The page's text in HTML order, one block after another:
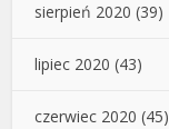
sierpień 2020 (39)
lipiec 2020 (43)
czerwiec 2020 (45)